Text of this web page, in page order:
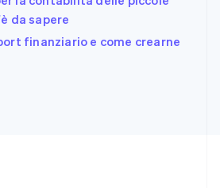
da sapere
finanziario e come crearne